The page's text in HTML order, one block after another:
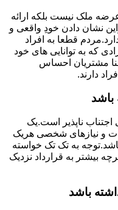
ملک نیست بلکه ارائه
نشان دادن خودِ واقعی و
قطعا به افراد
که به توانایی های خود
مشتریان احساس
دارند.
باشد
ناپذیر است.یک
و نیازهای شخصی هریک
به تک تک خواسته
بیشتر به قرارداد نزدیک
باشد